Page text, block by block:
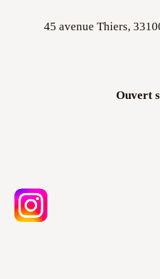
45 avenue Thiers,
Ouvert